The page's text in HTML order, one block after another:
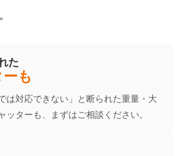
た
も
は対応できない」と断られた重量・大
ッターも、まずはご相談ください。